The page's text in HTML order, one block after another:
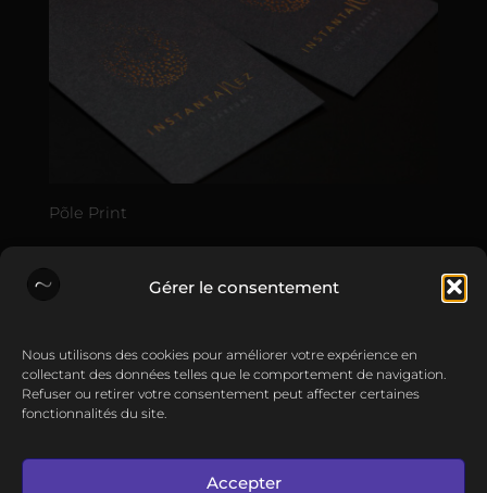
Gérer le consentement
Nous utilisons des cookies pour améliorer votre expérience en
collectant des données telles que le comportement de navigation.
Refuser ou retirer votre consentement peut affecter certaines
fonctionnalités du site.
Accepter
Põle Print
28 Sep 2016
Actualités Contact
Internet àMérignac Création site Internet à
Création site Internet à